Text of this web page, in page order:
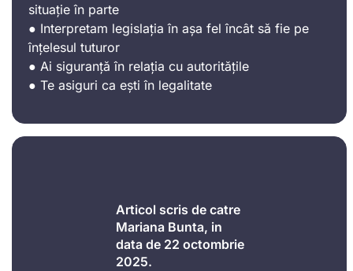
situație în parte
● Interpretam legislația în așa fel încât să fie pe
înțelesul tuturor
● Ai siguranță în relația cu autoritățile
● Te asiguri ca ești în legalitate
Articol scris de catre
Mariana Bunta, in
data de 22 octombrie
2025.